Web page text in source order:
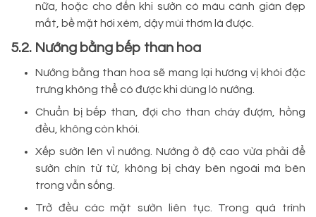
nữa, hoặc cho đến khi sườn có màu cánh gián đẹp
mắt, bề mặt hơi xém, dậy mùi thơm là được.
5.2. Nướng bằng bếp than hoa
Nướng bằng than hoa sẽ mang lại hương vị khói đặc
trưng không thể có được khi dùng lò nướng.
Chuẩn bị bếp than, đợi cho than cháy đượm, hồng
đều, không còn khói.
Xếp sườn lên vỉ nướng. Nướng ở độ cao vừa phải để
sườn chín từ từ, không bị cháy bên ngoài mà bên
trong vẫn sống.
Trở đều các mặt sườn liên tục. Trong quá trình